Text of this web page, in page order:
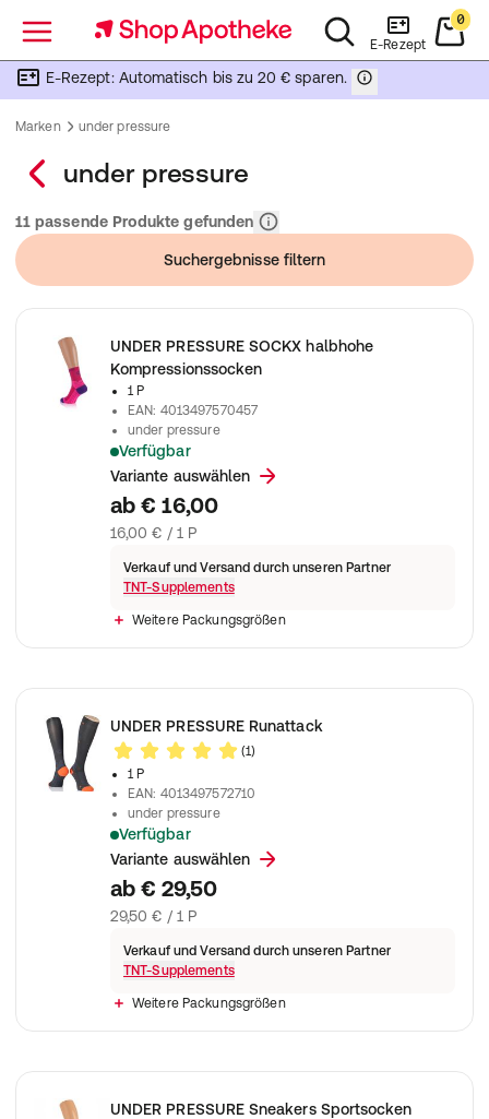
Menü E-Rezept
0
E-Rezept: Automatisch bis zu 20 € sparen.
Marken under pressure
under pressure
11 passende Produkte gefundenRelevanz
Suchergebnisse filtern
UNDER PRESSURE SOCKX halbhohe
Kompressionssocken
1 P
EAN: 4013497570457
under pressure
Verfügbar
Polsterung vermindert Druckstellen + Blasen, Sohlendesign
Variante auswählen
ab € 16,00
16,00 € / 1 P
Verkauf und Versand durch unseren Partner
TNT-Supplements
Weitere Packungsgrößen
UNDER PRESSURE Runattack
(1)
1 P
EAN: 4013497572710
under pressure
Verfügbar
Der Laufbeschleuniger. Hergestellt in D! Kompression: 18-21
Variante auswählen
ab € 29,50
29,50 € / 1 P
Verkauf und Versand durch unseren Partner
TNT-Supplements
Weitere Packungsgrößen
UNDER PRESSURE Sneakers Sportsocken